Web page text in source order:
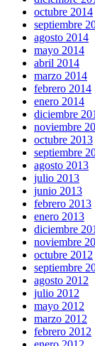
octubre 2014
septiembre
agosto 2014
mayo 2014
abril 2014
marzo 2014
febrero 2014
enero 2014
diciembre
noviembre
octubre 2013
septiembre
agosto 2013
julio 2013
junio 2013
febrero 2013
enero 2013
diciembre
noviembre
octubre 2012
septiembre
agosto 2012
julio 2012
mayo 2012
marzo 2012
febrero 2012